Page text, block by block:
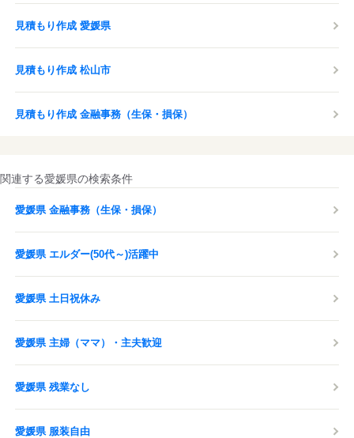
見積もり作成 愛媛県
見積もり作成 松山市
見積もり作成 金融事務（生保・損保）
関連する愛媛県の検索条件
愛媛県 金融事務（生保・損保）
愛媛県 エルダー(50代～)活躍中
愛媛県 土日祝休み
愛媛県 主婦（ママ）・主夫歓迎
愛媛県 残業なし
愛媛県 服装自由